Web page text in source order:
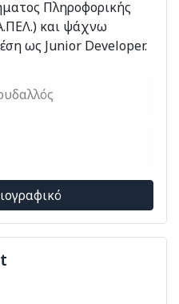
Πληροφορικής
και ψάχνω
ως Junior Developer.